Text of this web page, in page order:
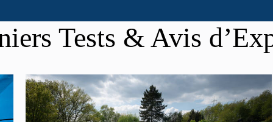
Tests & Avis